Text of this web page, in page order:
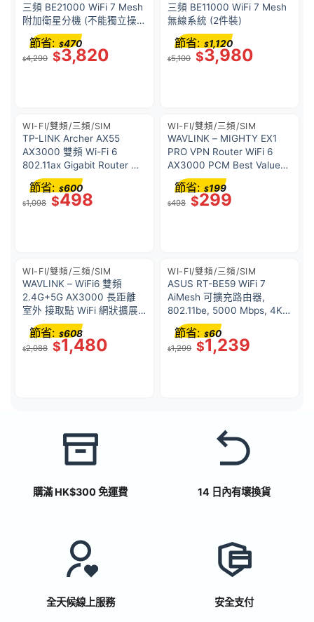
三頻 BE21000 WiFi 7 Mesh
附加衛星分機 (不能獨立操
作，需配合870 系列主機使
用)
$4,290 $3,820
節省: $470
三頻 BE11000 WiFi 7 Mesh
無線系統 (2件裝)
$5,100 $3,980
節省: $1,120
WI-FI/雙頻/三頻/SIM
TP-LINK Archer AX55
AX3000 雙頻 Wi-Fi 6
802.11ax Gigabit Router 路
由器 (支援 Amazon Alexa)
$1,098 $498
節省: $600
WI-FI/雙頻/三頻/SIM
WAVLINK – MIGHTY EX1
PRO VPN Router WiFi 6
AX3000 PCM Best Value
Mesh 雙頻超級 VPN 路由器
3年保用
$498 $299
節省: $199
WI-FI/雙頻/三頻/SIM
WAVLINK – WiFi6 雙頻
2.4G+5G AX3000 長距離
室外 接取點 WiFi 網狀擴展
線/IP67 防風雨外殼/訊號增
強器放大器 WL-WN573HX3
$2,088 $1,480
節省: $608
WI-FI/雙頻/三頻/SIM
ASUS RT-BE59 WiFi 7
AiMesh 可擴充路由器,
802.11be, 5000 Mbps, 4K-
QAM, MLO, 2.5G WAN +
2.5G LAN 連接埠, 家長控管
功能, VPN
$1,299 $1,239
節省: $60
購滿 HK$300 免運費 14 日內有壞換貨
全天候線上服務 安全支付